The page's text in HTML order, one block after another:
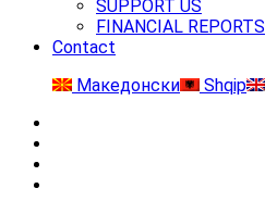
SUPPORT US
FINANCIAL REPORTS
Contact
Македонски
Shqip